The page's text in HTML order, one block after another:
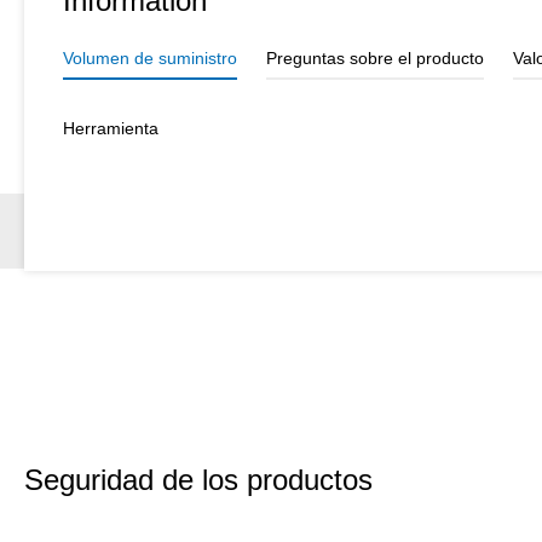
Volumen de suministro Preguntas sobre el producto
Herramienta
Seguridad de los productos